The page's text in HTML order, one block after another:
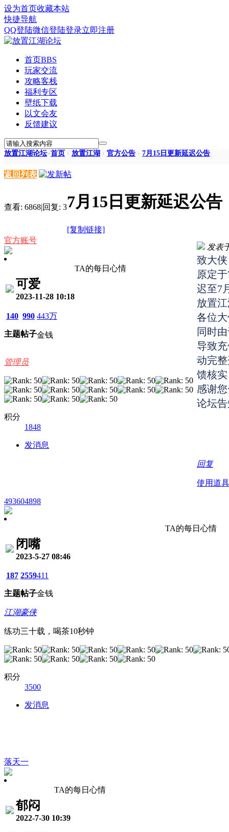
设为首页收藏本站
快捷导航
QQ登陆微信登陆登录立即注册
首页BBS
玩家交流
攻略客栈
福利专区
壁纸下载
以文会友
反馈建议
放置江湖论坛»首页 › 放置江湖 › 官方公告 › 7月15日更新延迟公告
返回列表
查看: 6868|回复: 37月15日更新延迟公告
[复制链接]
官方账号
TA的每日心情
可爱
2023-11-28 10:18
140
主题
990
帖子
443万
金钱
管理员
积分
1848
发消息
发表
致大
原定
迟至7
放置
各位
同时
导致
动完
馈核
感谢
论坛
回复
使用道具
493604898
TA的每日心情
闭嘴
2023-5-27 08:46
187
主题
2559
帖子
411
金钱
江湖豪侠
练功三十载，喝茶10秒钟
积分
3500
发消息
落天一
TA的每日心情
郁闷
2022-7-30 10:39